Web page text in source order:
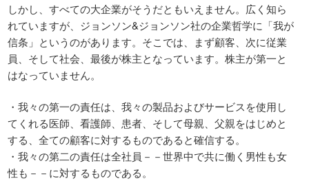
しかし、すべての大企業がそうだともいえません。広く知ら
れていますが、ジョンソン&ジョンソン社の企業哲学に「我が
信条」というのがあります。そこでは、まず顧客、次に従業
員、そして社会、最後が株主となっています。株主が第一と
はなっていません。
・我々の第一の責任は、我々の製品およびサービスを使用し
てくれる医師、看護師、患者、そして母親、父親をはじめと
する、全ての顧客に対するものであると確信する。
・我々の第二の責任は全社員－－世界中で共に働く男性も女
性も－－に対するものである。